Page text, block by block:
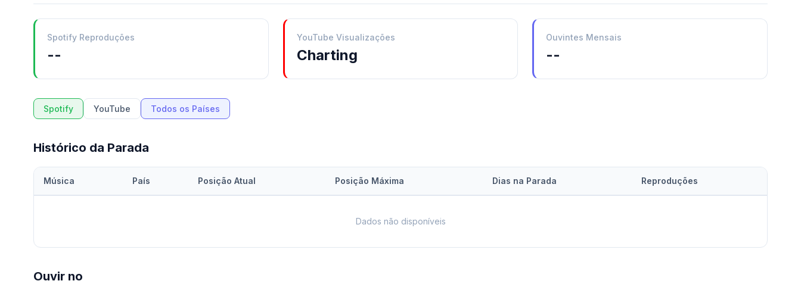
Spotify Reproduções
--
YouTube Visualizações
Charting
Ouvintes Mensais
--
Spotify YouTube Todos os Países
Histórico da Parada
Música País Posição Atual Posição Máxima Dias na Parada Reproduções
Dados não disponíveis
Ouvir no